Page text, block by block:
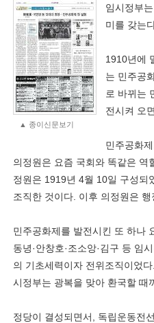
▲ 종이신문보기
임시정부
미를 갖는
1910년에
는 민주공
로 바뀌는
전시켜 오
민주공화
의정원은 요즘 국회와 똑같은 역
정원은 1919년 4월 10일 구성되
조직한 것이다. 이후 의정원은
민주공화제를 발전시킨 또 하나
동녕·안창호·조소앙·김구 등 임
의 기초세력이자 전위조직이었
시정부는 광복을 맞아 환국할 때
정당이 결성되면서, 독립운동전